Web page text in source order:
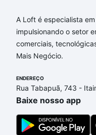
Aqui na Loft temos
Imóveis com 3
Régia, Sorocaba, SP
com nossas opções
ainda tem alguma
processo de
custa comprar um
gente para comprar
segurança e
A Loft é especialista
impulsionando o setor
comerciais,
Mais Negócio.
ENDEREÇO
Rua Tabapuã, 743 -
Baixe nosso app